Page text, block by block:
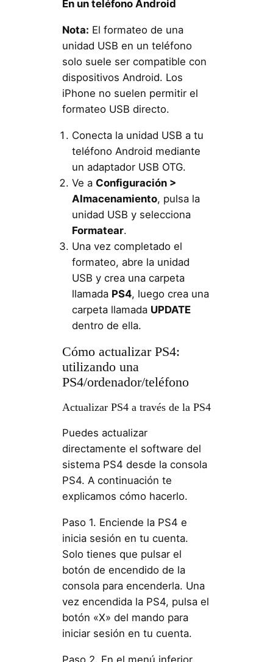
En un teléfono Android
Nota: El formateo de una
unidad USB en un teléfono
solo suele ser compatible con
dispositivos Android. Los
iPhone no suelen permitir el
formateo USB directo.
Conecta la unidad USB a tu
teléfono Android mediante
un adaptador USB OTG.
Ve a Configuración >
Almacenamiento, pulsa la
unidad USB y selecciona
Formatear.
Una vez completado el
formateo, abre la unidad
USB y crea una carpeta
llamada PS4, luego crea una
carpeta llamada UPDATE
dentro de ella.
Cómo actualizar PS4:
utilizando una
PS4/ordenador/teléfono
Actualizar PS4 a través de la PS4
Puedes actualizar
directamente el software del
sistema PS4 desde la consola
PS4. A continuación te
explicamos cómo hacerlo.
Paso 1. Enciende la PS4 e
inicia sesión en tu cuenta.
Solo tienes que pulsar el
botón de encendido de la
consola para encenderla. Una
vez encendida la PS4, pulsa el
botón «X» del mando para
iniciar sesión en tu cuenta.
Paso 2. En el menú inferior,